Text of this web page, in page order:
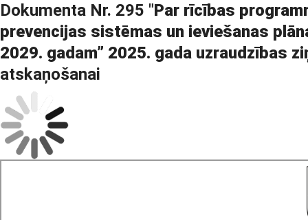
Dokumenta Nr. 295 "Par rīcības
prevencijas sistēmas un ieviešanas
2029. gadam” 2025. gada uzraudzības
atskaņošanai